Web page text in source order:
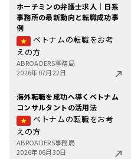
ホーチミンの弁護士求人｜日系
事務所の最新動向と転職成功事
例
ベトナムの転職をお考
えの方
ABROADERS事務局
2026年07月22日
海外転職を成功へ導くベトナム
コンサルタントの活用法
ベトナムの転職をお考
えの方
ABROADERS事務局
2026年06月30日